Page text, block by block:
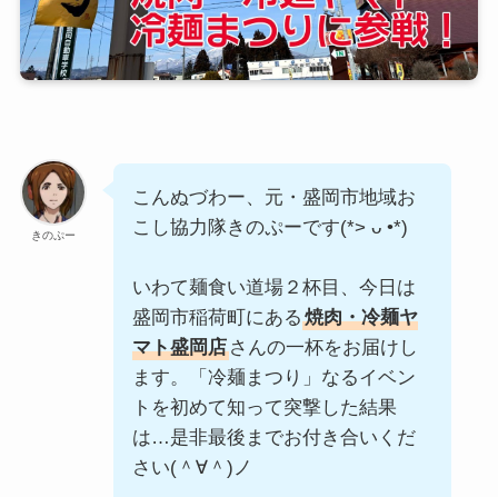
きのぷー
こんぬづわー、元・盛岡市地域お
こし協力隊きのぷーです(*> ᴗ •*)ゞ
いわて麺食い道場２杯目、今日は
盛岡市稲荷町にある 焼肉・冷麺ヤ
マト盛岡店さんの一杯をお届けし
ます。「冷麺まつり」なるイベン
トを初めて知って突撃した結果
は…是非最後までお付き合いくだ
さい(＾∀＾)ノ